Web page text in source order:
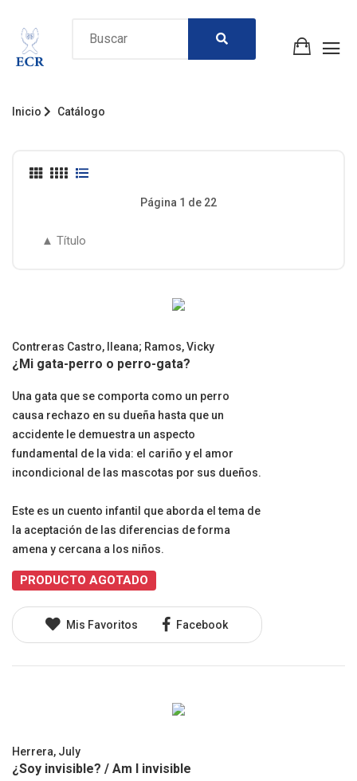
Inicio Catálogo
Página 1 de 22
Contreras Castro, Ileana; Ramos, Vicky
¿Mi gata-perro o perro-gata?
Una gata que se comporta como un perro
causa rechazo en su dueña hasta que un
accidente le demuestra un aspecto
fundamental de la vida: el cariño y el amor
incondicional de las mascotas por sus dueños.
Este es un cuento infantil que aborda el tema de
la aceptación de las diferencias de forma
amena y cercana a los niños.
PRODUCTO AGOTADO
Mis Favoritos Facebook
Herrera, July
¿Soy invisible? / Am I invisible